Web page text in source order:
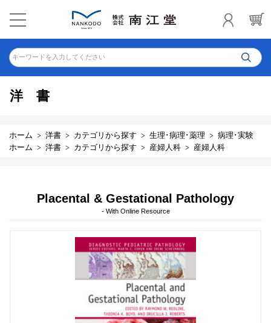
キーワードを入力してください
洋書
ホーム 洋書 カテゴリから探す 生理･病理･薬理
病理･実験
ホーム
洋書 カテゴリから探す 産婦人科 産婦人科
Placental & Gestational Pathology
- With Online Resource